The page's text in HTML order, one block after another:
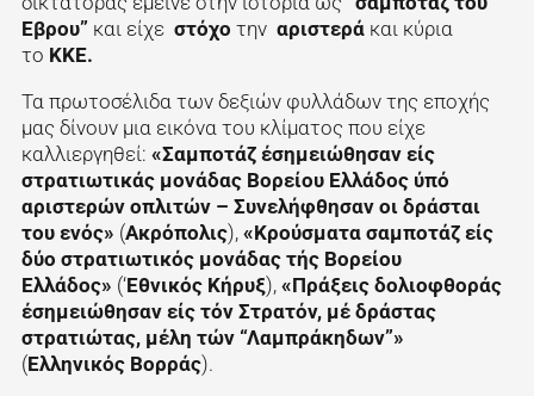
Εβρου” και είχε στόχο την αριστεράκαι κύρια
το ΚΚΕ.
Τα πρωτοσέλιδα των δεξιών φυλλάδων της εποχής
μας δίνουν μια εικόνα του κλίματος που είχε
καλλιεργηθεί: «Σαμποτάζ έσημειώθησαν είς
στρατιωτικάς μονάδας Βορείου Ελλάδος ύπό
αριστερών οπλιτών – Συνελήφθησαν οι δράσται
του ενός» (Ακρόπολις), «Κρούσματα σαμποτάζ είς
δύο στρατιωτικός μονάδας τής Βορείου
Ελλάδος» (‘Εθνικός Κήρυξ), «Πράξεις δολιοφθοράς
έσημειώθησαν είς τόν Στρατόν, μέ δράστας
στρατιώτας, μέλη τών “Λαμπράκηδων”»
(Ελληνικός Βορράς).